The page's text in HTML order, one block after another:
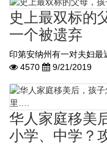
史上最双标的
一个被遗弃
印第安纳州有一对夫妇最
4570
9/21/2019
华人家庭移美
小学、中学？